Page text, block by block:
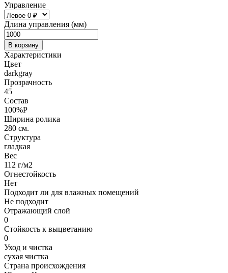
Управление
Длина управления (мм)
В корзину
Характеристики
Цвет
darkgray
Прозрачность
45
Состав
100%P
Ширина ролика
280 см.
Структура
гладкая
Вес
112 г/м2
Огнестойкость
Нет
Подходит ли для влажных помещений
Не подходит
Отражающий слой
0
Стойкость к выцветанию
0
Уход и чистка
сухая чистка
Страна происхождения